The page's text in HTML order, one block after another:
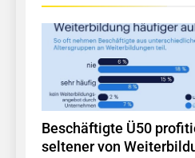
Beschäftigte Ü50
seltener von